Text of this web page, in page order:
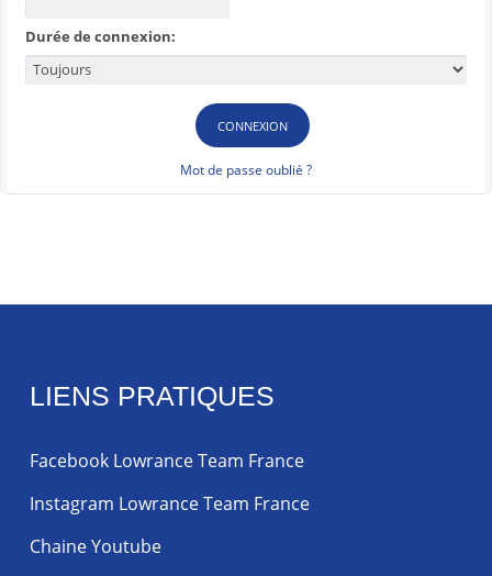
Durée de connexion:
Mot de passe oublié ?
LIENS PRATIQUES
Facebook Lowrance Team France
Instagram Lowrance Team France
Chaine Youtube